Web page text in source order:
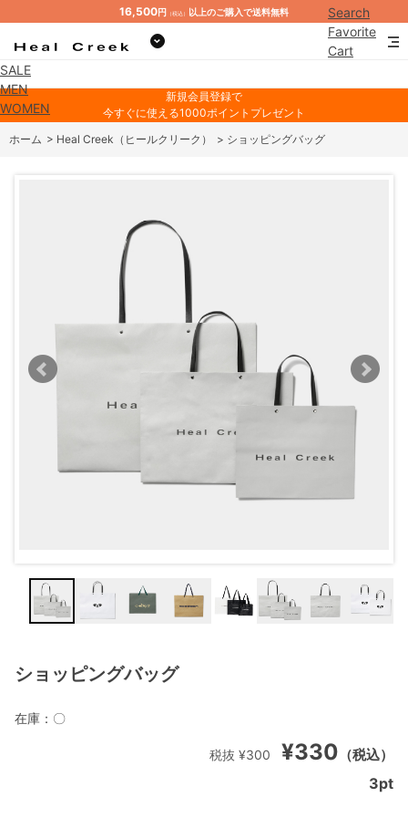
16,500円 （税込） 以上のご購入で送料無料
Search
Favorite
Cart
SALE
MEN
WOMEN
新規会員登録で
今すぐに使える1000ポイントプレゼント
ホーム > Heal Creek（ヒールクリーク） > ショッピングバッグ
ショッピングバッグ
¥330 （税込）
税抜 ¥300
在庫： 〇
3pt